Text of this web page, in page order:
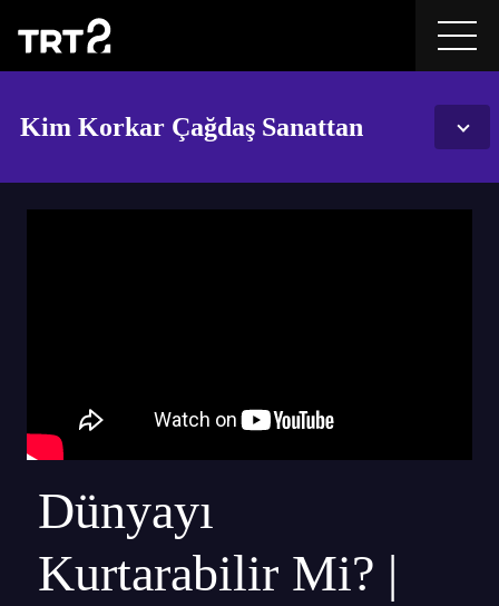
Kim Korkar Çağdaş Sanattan
Dünyayı
Kurtarabilir Mi? |